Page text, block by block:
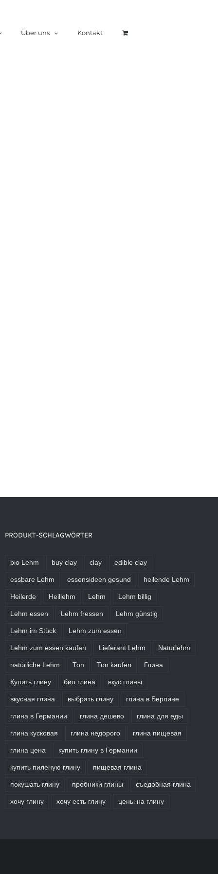
Über uns Kontakt
PRODUKT-SCHLAGWÖRTER
bio Lehm buy clay clay edible clay
essbare Lehm essensideen gesund heilende Lehm
Heilerde Heillehm Lehm Lehm billig
Lehm essen Lehm fressen Lehm günstig
Lehm im Stück Lehm zum essen
Lehm zum essen kaufen Lieferant Lehm Naturlehm
natürliche Lehm Ton Ton kaufen Глина
Купить глину био глина вкус глины
вкусная глина выбрать глину глина в Берлине
глина в Германии глина дешево глина для еды
глина кусковая глина недорого глина пищевая
глина цена купить глину в Германии
купить пиленую глину пищевая глина
покушать глину пробники глины съедобная глина
хочу глину хочу есть глину цены на глину